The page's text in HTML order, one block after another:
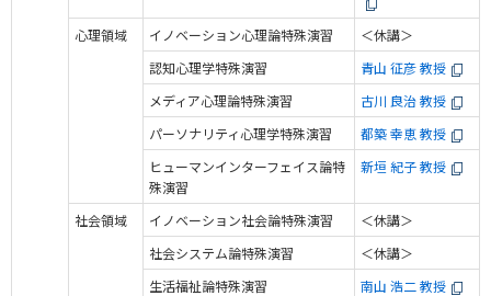
心理領域 イノベーション心理論特殊演習
＜休講＞
認知心理学特殊演習
青山 征彦 教授
メディア心理論特殊演習
古川 良治 教授
パーソナリティ心理学特殊演習
都築 幸恵 教授
ヒューマンインターフェイス論特
殊演習
新垣 紀子 教授
社会領域 イノベーション社会論特殊演習
＜休講＞
社会システム論特殊演習
＜休講＞
生活福祉論特殊演習
南山 浩二 教授